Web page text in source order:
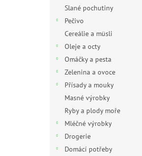
Slané pochutiny
Pečivo
Cereálie a müsli
Oleje a octy
Omáčky a pesta
Zelenina a ovoce
Přísady a mouky
Masné výrobky
Ryby a plody moře
Mléčné výrobky
Drogerie
Domácí potřeby